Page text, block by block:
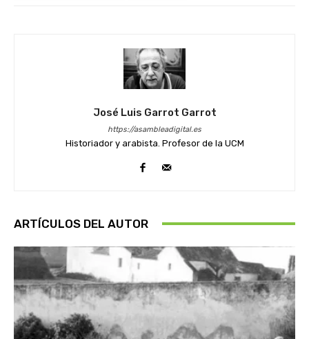
José Luis Garrot Garrot
https://asambleadigital.es
Historiador y arabista. Profesor de la UCM
ARTÍCULOS DEL AUTOR